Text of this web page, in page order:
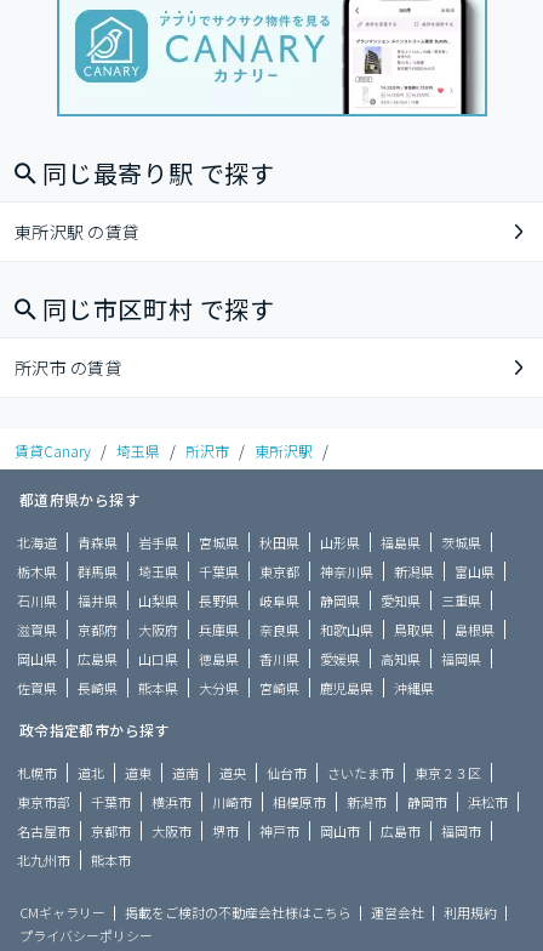
同じ最寄り駅 で探す
東所沢駅 の賃貸
同じ市区町村 で探す
所沢市 の賃貸
賃貸Canary / 埼玉県 / 所沢市 / 東所沢駅 /
都道府県から探す
北海道 青森県 岩手県 宮城県 秋田県 山形県 福島県
茨城県
栃木県
群馬県 埼玉県 千葉県 東京都 神奈川県 新潟県
富山県
石川県
福井県 山梨県 長野県 岐阜県 静岡県 愛知県
三重県
滋賀県
京都府 大阪府 兵庫県 奈良県 和歌山県 鳥取県
島根県
岡山県
広島県 山口県 徳島県 香川県 愛媛県 高知県
福岡県
佐賀県
長崎県 熊本県 大分県 宮崎県 鹿児島県 沖縄県
政令指定都市から探す
札幌市 道北 道東 道南 道央 仙台市 さいたま市
東京２３区
東京市部
千葉市 横浜市 川崎市 相模原市 新潟市 静岡市
浜松市
名古屋市
京都市 大阪市 堺市 神戸市 岡山市 広島市
福岡市
北九州市
熊本市
CMギャラリー 掲載をご検討の不動産会社様はこちら 運営会社
利用規約
プライバシーポリシー